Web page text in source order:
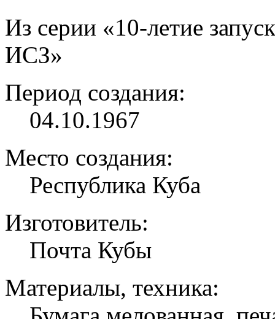
Из серии «10-летие
ИСЗ»
Период создания:
04.10.1967
Место создания:
Республика Куба
Изготовитель:
Почта Кубы
Материалы, техника: